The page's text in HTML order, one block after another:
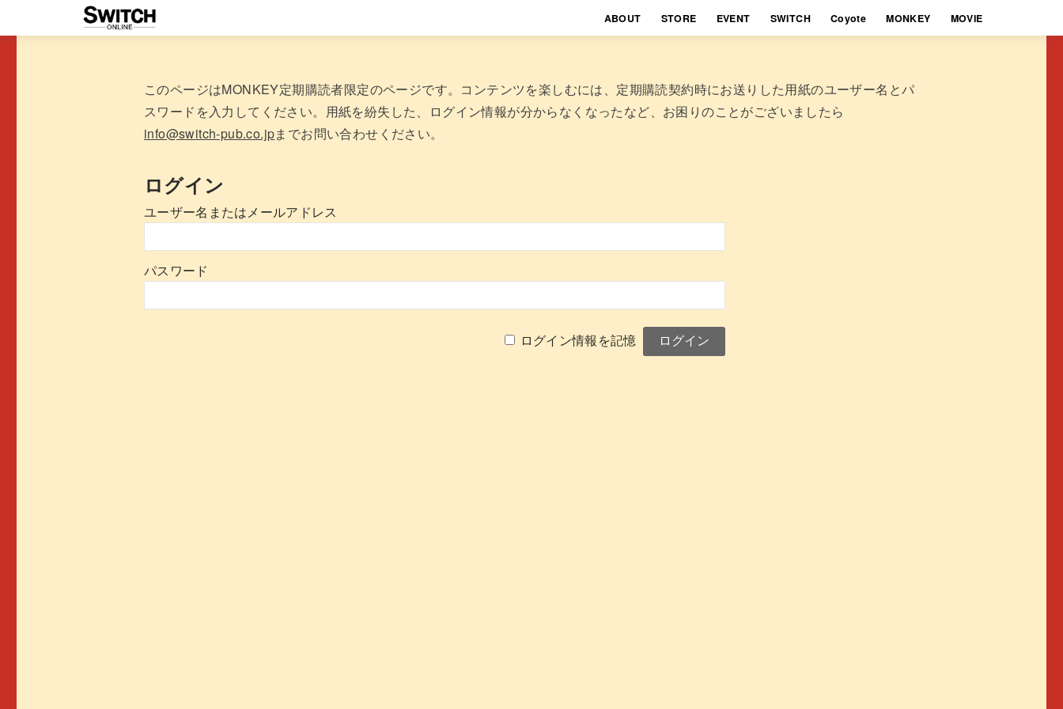
ABOUT STORE EVENT SWITCH Coyote MONKEY MOVIE
このページはMONKEY定期購読者限定のページです。コンテンツを楽しむには、定期購読契約時にお送りした用紙のユーザー名とパ
スワードを入力してください。用紙を紛失した、ログイン情報が分からなくなったなど、お困りのことがございましたら
info@switch-pub.co.jpまでお問い合わせください。
ログイン
ユーザー名またはメールアドレス
パスワード
ログイン情報を記憶